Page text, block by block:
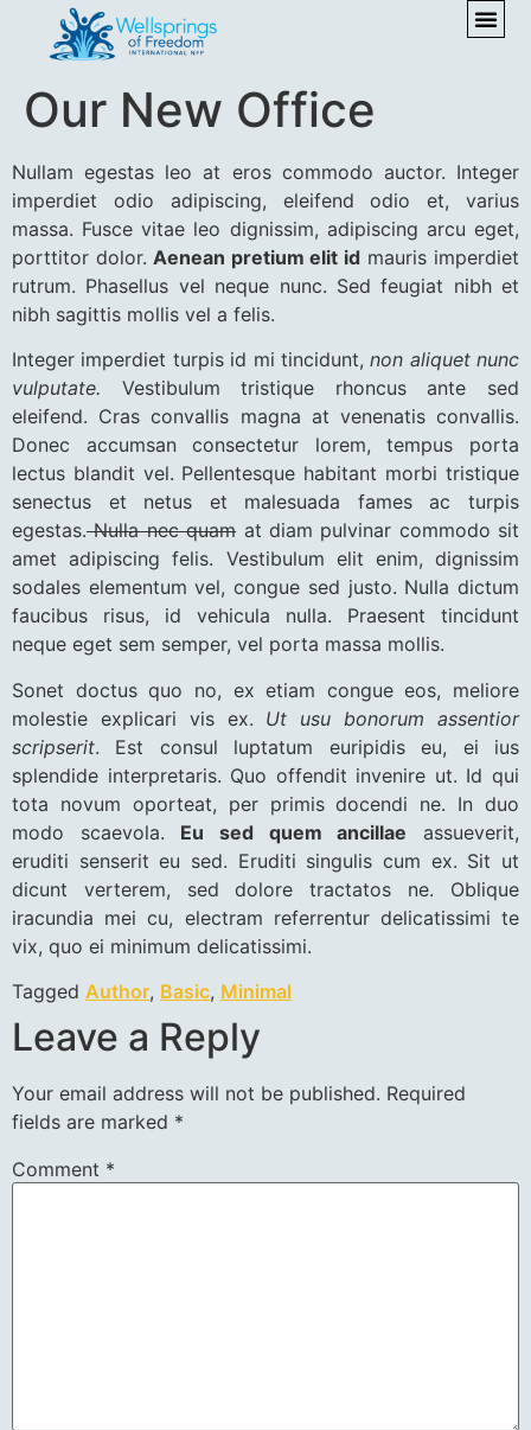
Our New Office
Nullam egestas leo at eros commodo auctor. Integer
imperdiet odio adipiscing, eleifend odio et, varius
massa. Fusce vitae leo dignissim, adipiscing arcu eget,
porttitor dolor. Aenean pretium elit id mauris imperdiet
rutrum. Phasellus vel neque nunc. Sed feugiat nibh et
nibh sagittis mollis vel a felis.
Integer imperdiet turpis id mi tincidunt,non aliquet nunc
vulputate. Vestibulum tristique rhoncus ante sed
eleifend. Cras convallis magna at venenatis convallis.
Donec accumsan consectetur lorem, tempus porta
lectus blandit vel. Pellentesque habitant morbi tristique
senectus et netus et malesuada fames ac turpis
egestas.Nulla nec quam at diam pulvinar commodo sit
amet adipiscing felis. Vestibulum elit enim, dignissim
sodales elementum vel, congue sed justo. Nulla dictum
faucibus risus, id vehicula nulla. Praesent tincidunt
neque eget sem semper, vel porta massa mollis.
Sonet doctus quo no, ex etiam congue eos, meliore
molestie explicari vis ex. Ut usu bonorum assentior
scripserit. Est consul luptatum euripidis eu, ei ius
splendide interpretaris. Quo offendit invenire ut. Id qui
tota novum oporteat, per primis docendi ne. In duo
modo scaevola. Eu sed quem ancillae assueverit,
eruditi senserit eu sed. Eruditi singulis cum ex. Sit ut
dicunt verterem, sed dolore tractatos ne. Oblique
iracundia mei cu, electram referrentur delicatissimi te
vix, quo ei minimum delicatissimi.
Tagged Author, Basic, Minimal
Leave a Reply
Your email address will not be published. Required
fields are marked *
Comment *